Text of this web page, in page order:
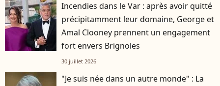
Incendies dans le Var : après avoir quitté
précipitamment leur domaine, George et
Amal Clooney prennent un engagement
fort envers Brignoles
30 juillet 2026
"Je suis née dans un autre monde" : La